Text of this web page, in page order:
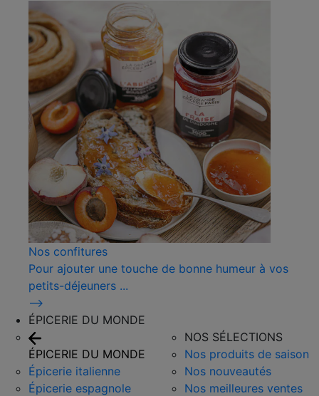
Nos confitures
Pour ajouter une touche de bonne humeur à vos
petits-déjeuners ...
⟶
ÉPICERIE DU MONDE
ÉPICERIE DU MONDE
Épicerie italienne
Épicerie espagnole
NOS SÉLECTIONS
Nos produits de saison
Nos nouveautés
Nos meilleures ventes